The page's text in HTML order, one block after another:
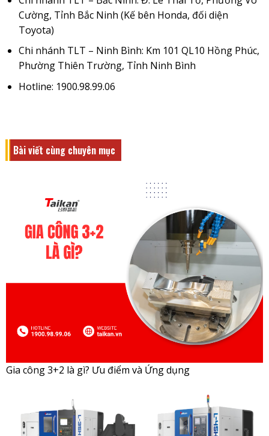
Cường, Tỉnh Bắc Ninh (Kế bên Honda, đối diện
Toyota)
Chi nhánh TLT – Ninh Bình: Km 101 QL10 Hồng Phúc,
Phường Thiên Trường, Tỉnh Ninh Bình
Hotline: 1900.98.99.06
Bài viết cùng chuyên mục
Gia công 3+2 là gì? Ưu điểm và Ứng dụng